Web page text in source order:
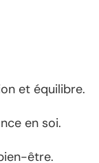
et équilibre.
en soi.
être.